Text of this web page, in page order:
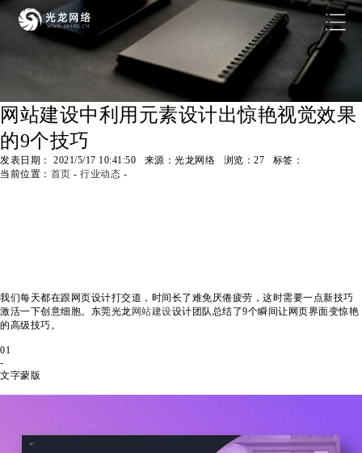
网站建设中利用元素设计出惊艳视觉效果
的9个技巧
发表日期： 2021/5/17 10:41:50 来源：光龙网络 浏览： 27 标签：
当前位置： 首页 - 行业动态 -
我们每天都在跟网页设计打交道，时间长了难免厌倦疲劳，这时需要一点新技巧
激活一下创意细胞。东莞光龙 网站建设设计团队总结了9个瞬间让网页界面变惊艳
的高级技巧。
01
-
文字蒙版